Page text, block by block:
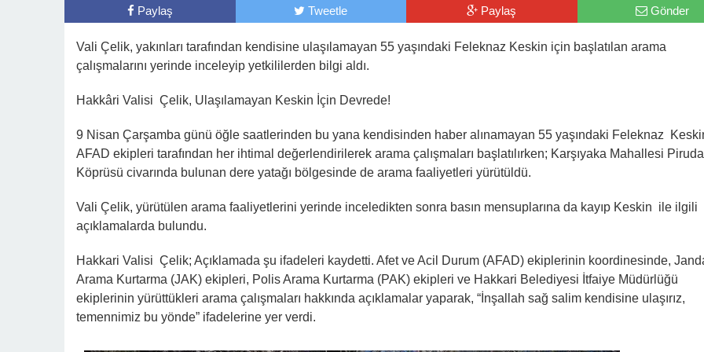
Paylaş Tweetle Paylaş Gönder
Vali Çelik, yakınları tarafından kendisine ulaşılamayan 55 yaşındaki Feleknaz Keskin için başlatılan arama
çalışmalarını yerinde inceleyip yetkililerden bilgi aldı.
Hakkâri Valisi Çelik, Ulaşılamayan Keskin İçin Devrede!
9 Nisan Çarşamba günü öğle saatlerinden bu yana kendisinden haber alınamayan 55 yaşındaki Feleknaz
AFAD ekipleri tarafından her ihtimal değerlendirilerek arama çalışmaları başlatılırken; Karşıyaka Mahallesi
Köprüsü civarında bulunan dere yatağı bölgesinde de arama faaliyetleri yürütüldü.
Vali Çelik, yürütülen arama faaliyetlerini yerinde inceledikten sonra basın mensuplarına da kayıp Keskin ile ilgili
açıklamalarda bulundu.
Hakkari Valisi Çelik; Açıklamada şu ifadeleri kaydetti. Afet ve Acil Durum (AFAD) ekiplerinin koordinesinde,
Arama Kurtarma (JAK) ekipleri, Polis Arama Kurtarma (PAK) ekipleri ve Hakkari Belediyesi İtfaiye Müdürlüğü
ekiplerinin yürüttükleri arama çalışmaları hakkında açıklamalar yaparak, “İnşallah sağ salim kendisine ulaşırız,
temennimiz bu yönde” ifadelerine yer verdi.